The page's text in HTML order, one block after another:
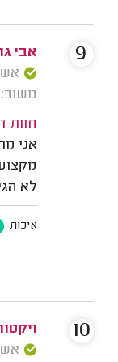
אבי
אשרור:
משוב: 12/03/2021
חוות
אני
לא
איכות
9
אשרור:
10